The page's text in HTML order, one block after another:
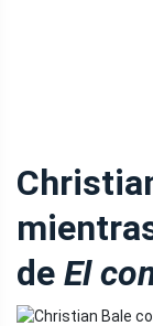
de El